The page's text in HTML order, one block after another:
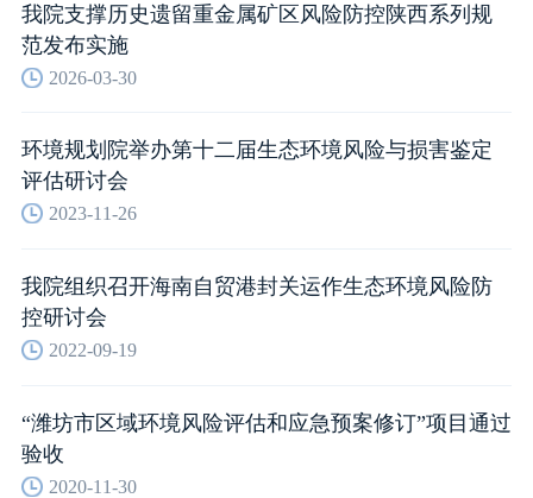
我院支撑历史遗留重金属矿区风险防控陕西系列规
范发布实施
2026-03-30
环境规划院举办第十二届生态环境风险与损害鉴定
评估研讨会
2023-11-26
我院组织召开海南自贸港封关运作生态环境风险防
控研讨会
2022-09-19
“潍坊市区域环境风险评估和应急预案修订”项目通过
验收
2020-11-30